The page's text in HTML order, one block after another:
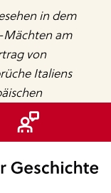
in dem
Mächten am
von
Italiens